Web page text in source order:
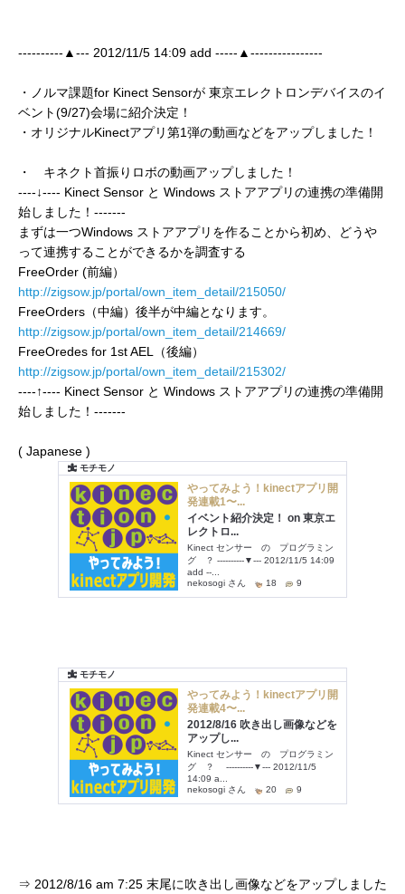
----------▲--- 2012/11/5 14:09 add -----▲----------------
・ノルマ課題for Kinect Sensorが 東京エレクトロンデバイスのイ
ベント(9/27)会場に紹介決定！
・オリジナルKinectアプリ第1弾の動画などをアップしました！
・ キネクト首振りロボの動画アップしました！
----↓---- Kinect Sensor と Windows ストアアプリの連携の準備開
始しました！-------
まずは一つWindows ストアアプリを作ることから初め、どうや
って連携することができるかを調査する
FreeOrder (前編）
http://zigsow.jp/portal/own_item_detail/215050/
FreeOrders（中編）後半が中編となります。
http://zigsow.jp/portal/own_item_detail/214669/
FreeOredes for 1st AEL（後編）
http://zigsow.jp/portal/own_item_detail/215302/
----↑---- Kinect Sensor と Windows ストアアプリの連携の準備開
始しました！-------
( Japanese )
⇒ 2012/8/16 am 7:25 末尾に吹き出し画像などをアップしました